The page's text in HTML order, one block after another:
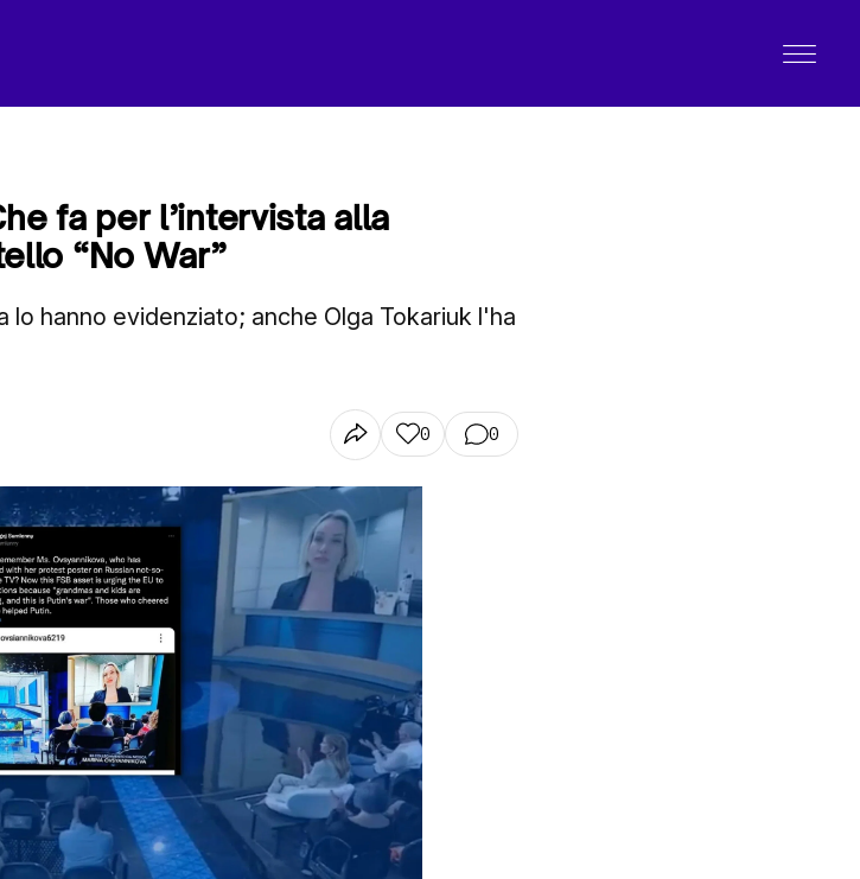
fa per l’intervista alla
“No War”
hanno evidenziato; anche Olga Tokariuk l'ha
0 0